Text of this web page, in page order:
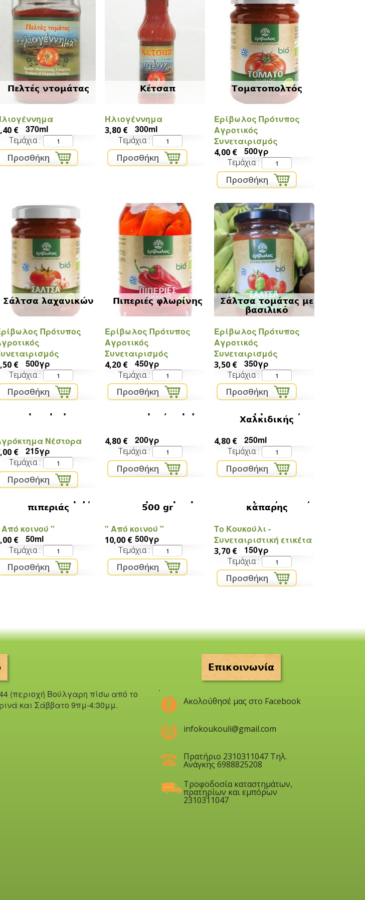
Πελτές ντομάτας
€ 370ml
Τεμάχια
Κέτσαπ
Ηλιογέννημα
3,80 € 300ml
Τεμάχια
Τοματοπολτός
Ερίβωλος Πρότυπος
Αγροτικός
Συνεταιρισμός
4,00 € 500γρ
Τεμάχια
Σάλτσα λαχανικών
Πρότυπος
€ 500γρ
Τεμάχια
Πιπεριές φλωρίνης
Ερίβωλος Πρότυπος
Αγροτικός
Συνεταιρισμός
4,20 € 450γρ
Τεμάχια
Σάλτσα τομάτας με
βασιλικό
Ερίβωλος Πρότυπος
Αγροτικός
Συνεταιρισμός
3,50 € 350γρ
Τεμάχια
Νέστορα
€ 215γρ
Τεμάχια
4,80 € 200γρ
Τεμάχια
Χαλκιδικής
4,80 € 250ml
Τεμάχια
πιπεριάς
κοινού "
€ 50ml
Τεμάχια
500 gr
" Από κοινού "
10,00 € 500γρ
Τεμάχια
κάπαρης
Tο Κουκούλι -
Συνεταιριστική ετικέτα
3,70 € 150γρ
Τεμάχια
(περιοχή Βούλγαρη πίσω από το
και Σάββατο 9πμ-4:30μμ.
Επικοινωνία
.
Ακολούθησέ μας στο Facebook
infokoukouli@gmail.com
Πρατήριο 2310311047 Τηλ.
Ανάγκης 6988825208
Τροφοδοσία καταστημάτων,
πρατηρίων και εμπόρων
2310311047